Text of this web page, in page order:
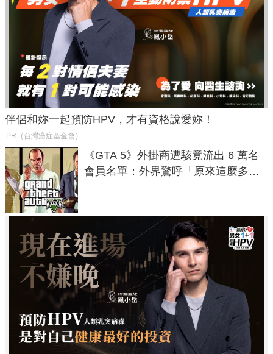
伴侶和妳一起預防HPV，才有資格說愛妳！
PR（台灣癌症基金會）
《GTA 5》外掛商遭駭竟流出 6 萬名
會員名單：外界驚呼「原來這麼多人